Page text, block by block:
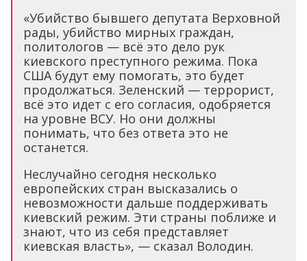
«Убийство бывшего депутата Верховной
рады, убийство мирных граждан,
политологов — всё это дело рук
киевского преступного режима. Пока
США будут ему помогать, это будет
продолжаться. Зеленский — террорист,
всё это идет с его согласия, одобряется
на уровне ВСУ. Но они должны
понимать, что без ответа это не
останется.
Неслучайно сегодня несколько
европейских стран высказались о
невозможности дальше поддерживать
киевский режим. Эти страны поближе и
знают, что из себя представляет
киевская власть», — сказал Володин.